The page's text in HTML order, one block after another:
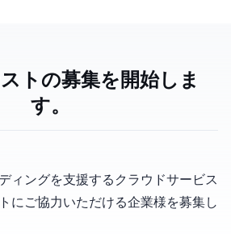
トの募集を開始しま
す。
ィングを支援するクラウドサービス
ストにご協力いただける企業様を募集し